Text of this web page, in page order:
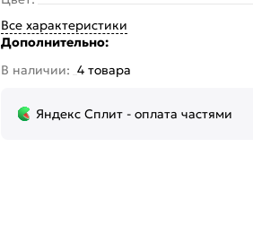
Все характеристики
Дополнительно:
В наличии: 4 товара
Яндекс Сплит - оплата частями